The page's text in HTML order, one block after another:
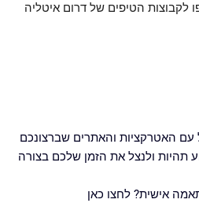
לקבוצות הטיפים של דרום איטליה
עם האטרקציות והאתרים שברצונכם
תהיות ולנצל את הזמן שלכם בצורה
אישית? לחצו כאן